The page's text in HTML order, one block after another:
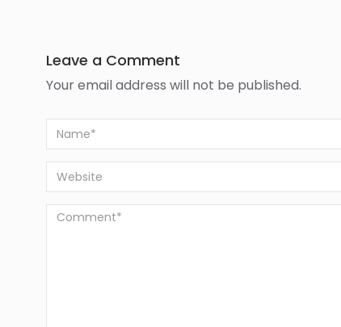
Leave a Comment
Your email address will not be published.